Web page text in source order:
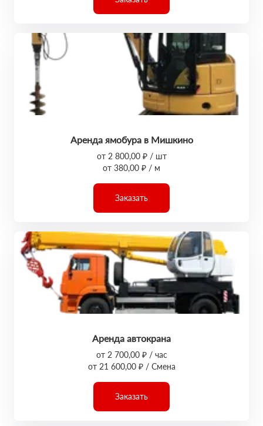
Аренда ямобура в Мишкино
от 2 800,00 ₽ / шт
от 380,00 ₽ / м
Заказать
Аренда автокрана
от 2 700,00 ₽ / час
от 21 600,00 ₽ / Смена
Заказать